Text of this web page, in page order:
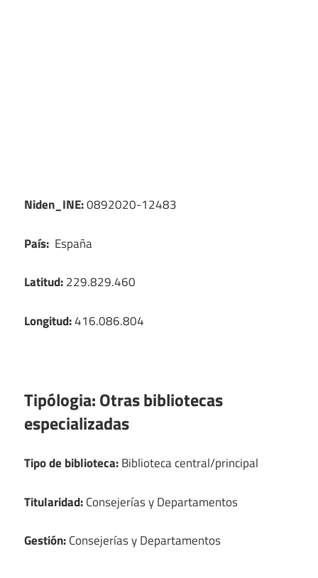
Niden_INE:0892020-12483
País: España
Latitud:229.829.460
Longitud:416.086.804
Tipólogia:Otras bibliotecas
especializadas
Tipo de biblioteca:Biblioteca central/principal
Titularidad:Consejerías y Departamentos
Gestión:Consejerías y Departamentos